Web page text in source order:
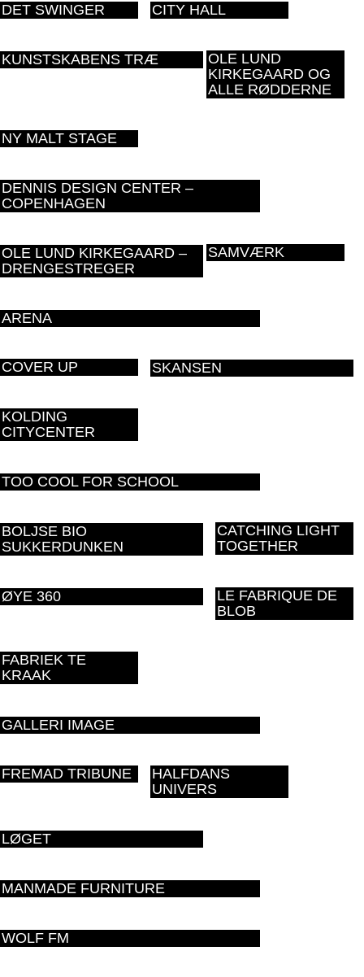
DET SWINGER CITY HALL
KUNSTSKABENS TRÆ
OLE LUND
KIRKEGAARD OG
ALLE RØDDERNE
NY MALT STAGE
DENNIS DESIGN CENTER –
COPENHAGEN
OLE LUND KIRKEGAARD –
DRENGESTREGER
SAMVÆRK
ARENA
COVER UP SKANSEN
KOLDING
CITYCENTER
TOO COOL FOR SCHOOL
BOLJSE BIO
SUKKERDUNKEN
CATCHING LIGHT
TOGETHER
ØYE 360
LE FABRIQUE DE
BLOB
FABRIEK TE
KRAAK
GALLERI IMAGE
FREMAD TRIBUNE
HALFDANS
UNIVERS
LØGET
MANMADE FURNITURE
WOLF FM